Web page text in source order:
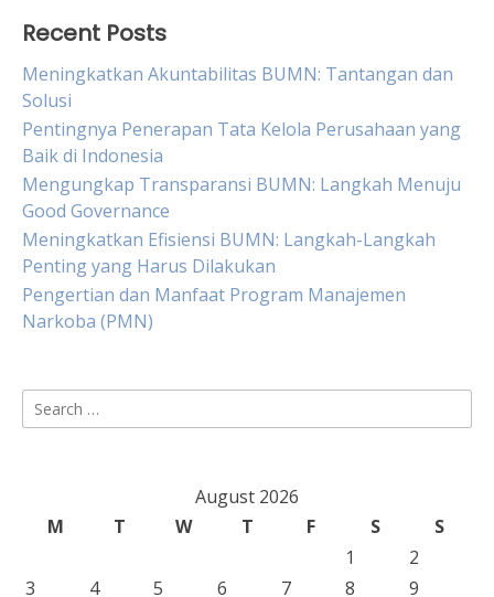
Recent Posts
Meningkatkan Akuntabilitas BUMN: Tantangan dan
Solusi
Pentingnya Penerapan Tata Kelola Perusahaan yang
Baik di Indonesia
Mengungkap Transparansi BUMN: Langkah Menuju
Good Governance
Meningkatkan Efisiensi BUMN: Langkah-Langkah
Penting yang Harus Dilakukan
Pengertian dan Manfaat Program Manajemen
Narkoba (PMN)
Search
for:
August 2026
M
T W T F S
S
1
2
3
4 5 6 7 8 9